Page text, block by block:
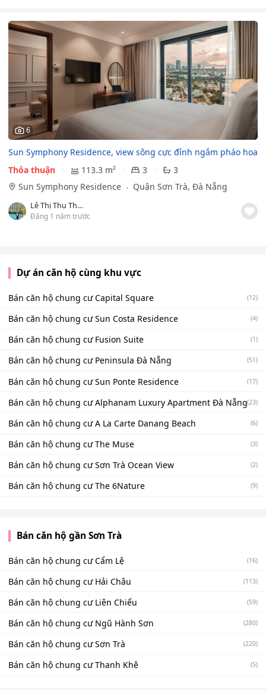
6
Sun Symphony Residence, view sông cực đỉnh ngắm pháo hoa
Thỏa thuận
113.3 m² 3
3
Sun Symphony Residence
Quận Sơn Trà, Đà Nẵng
Lê Thị Thu Thảo
Đăng 1 năm trước
Dự án căn hộ cùng khu vực
Bán căn hộ chung cư Capital Square (12)
Bán căn hộ chung cư Sun Costa Residence (4)
Bán căn hộ chung cư Fusion Suite (1)
Bán căn hộ chung cư Peninsula Đà Nẵng (51)
Bán căn hộ chung cư Sun Ponte Residence (17)
Bán căn hộ chung cư Alphanam Luxury Apartment Đà Nẵng(23)
Bán căn hộ chung cư A La Carte Danang Beach (6)
Bán căn hộ chung cư The Muse (3)
Bán căn hộ chung cư Sơn Trà Ocean View (2)
Bán căn hộ chung cư The 6Nature (9)
Bán căn hộ gần Sơn Trà
Bán căn hộ chung cư Cẩm Lệ (16)
Bán căn hộ chung cư Hải Châu (113)
Bán căn hộ chung cư Liên Chiểu (59)
Bán căn hộ chung cư Ngũ Hành Sơn (280)
Bán căn hộ chung cư Sơn Trà (220)
Bán căn hộ chung cư Thanh Khê (5)